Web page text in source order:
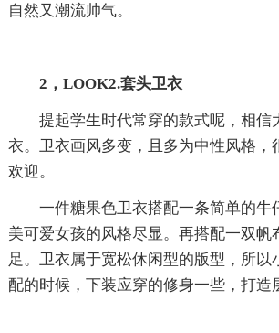
自然又潮流帅气。
2，LOOK2.套头卫衣
提起学生时代常穿的款式呢，相信
衣。卫衣画风多变，且多为中性风格，
欢迎。
一件糖果色卫衣搭配一条简单的牛
美可爱女孩的风格尽显。再搭配一双帆
足。卫衣属于宽松休闲型的版型，所以
配的时候，下装应穿的修身一些，打造